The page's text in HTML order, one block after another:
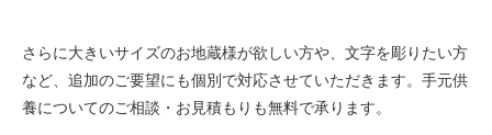
さらに大きいサイズのお地蔵様が欲しい方や、文字を彫りたい方
など、追加のご要望にも個別で対応させていただきます。手元供
養についてのご相談・お見積もりも無料で承ります。